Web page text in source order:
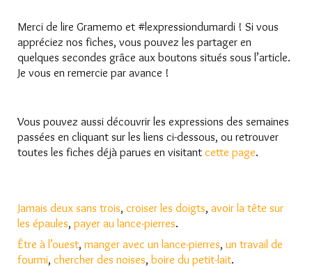
Merci de lire Gramemo et #lexpressiondumardi ! Si vous
appréciez nos fiches, vous pouvez les partager en
quelques secondes grâce aux boutons situés sous l’article.
Je vous en remercie par avance !
Vous pouvez aussi découvrir les expressions des semaines
passées en cliquant sur les liens ci-dessous, ou retrouver
toutes les fiches déjà parues en visitant cette page.
Jamais deux sans trois, croiser les doigts, avoir la tête sur
les épaules, payer au lance-pierres.
Être à l’ouest, manger avec un lance-pierres, un travail de
fourmi, chercher des noises, boire du petit-lait.